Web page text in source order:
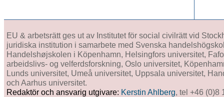
EU & arbetsrätt ges ut av Institutet för social civilrätt vid
juridiska institution i samarbete med Svenska
Handelshøjskolen i Köpenhamn, Helsingfors universitet,
arbeidslivs- og velferdsforskning, Oslo universitet,
Lunds universitet, Umeå universitet, Uppsala universitet,
och Aarhus universitet.
Redaktör och ansvarig utgivare: Kerstin Ahlberg, tel +46 (0)8